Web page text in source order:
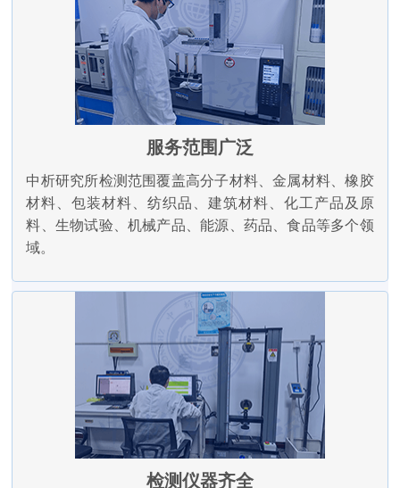
服务范围广泛
中析研究所检测范围覆盖高分子材料、金属材料、橡胶
材料、包装材料、纺织品、建筑材料、化工产品及原
料、生物试验、机械产品、能源、药品、食品等多个领
域。
检测仪器齐全